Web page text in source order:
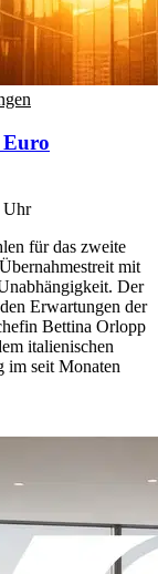
Uhr
für das zweite
mit
Der
Erwartungen der
Bettina Orlopp
italienischen
im seit Monaten